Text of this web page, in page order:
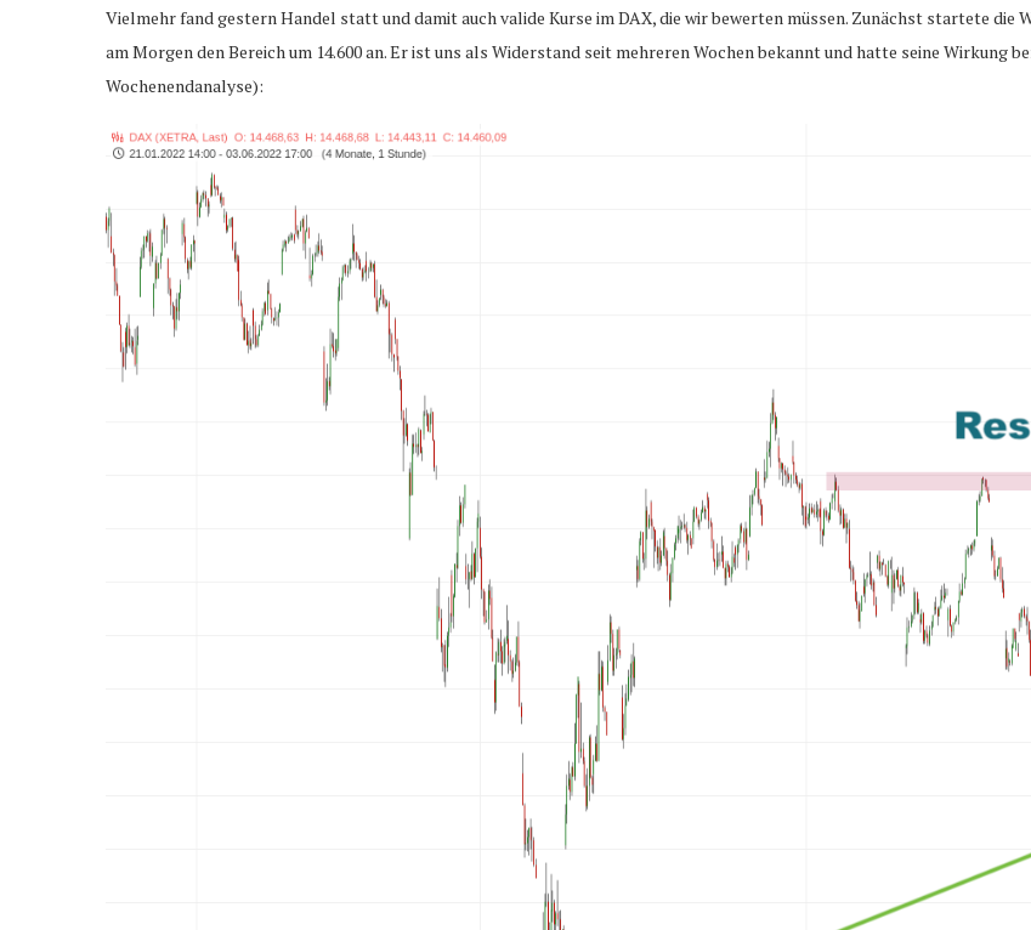
Vielmehr fand gestern Handel statt und damit auch valide Kurse im DAX, die wir bewerten müssen. Zunächst startete die
am Morgen den Bereich um 14.600 an. Er ist uns als Widerstand seit mehreren Wochen bekannt und hatte seine
Wochenendanalyse):